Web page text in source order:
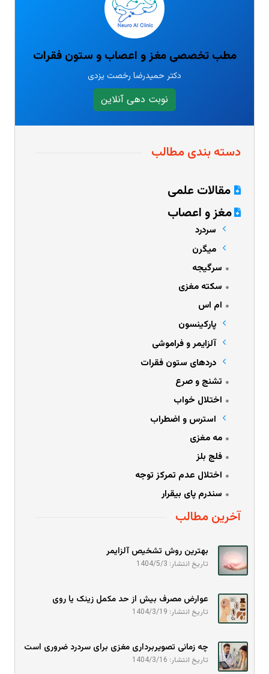
مطب تخصصی مغز و اعصاب و ستون فقرات
دکتر حمیدرضا رخصت یزدی
نوبت دهی آنلاین
دسته بندی مطالب
مقالات علمی
مغز و اعصاب
سردرد
میگرن
سرگیجه
سکته مغزی
ام اس
پارکینسون
آلزایمر و فراموشی
دردهای ستون فقرات
تشنج و صرع
اختلال خواب
استرس و اضطراب
مه مغزی
فلج بلز
اختلال عدم تمرکز توجه
سندرم پای بیقرار
آخرین مطالب
بهترین روش تشخیص آلزایمر
تاریخ انتشار: 1404/5/3
عوارض مصرف بیش از حد مکمل زینک یا روی
تاریخ انتشار: 1404/3/19
چه زمانی تصویربرداری مغزی برای سردرد ضروری است
تاریخ انتشار: 1404/3/16